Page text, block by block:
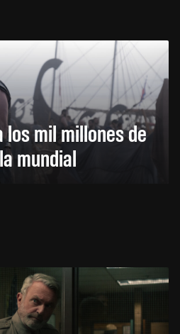
los mil millones de
mundial